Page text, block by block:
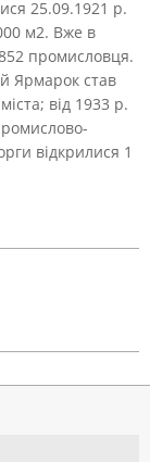
25.09.1921 р.
м2. Вже в
промисловця.
Ярмарок став
від 1933 р.
відкрилися 1